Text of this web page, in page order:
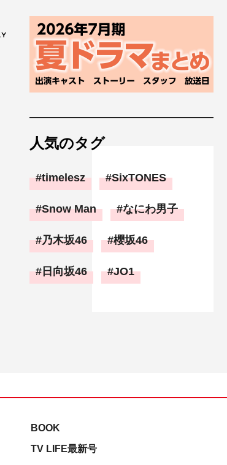
人気のタグ
timelesz SixTONES
Snow Man なにわ男子
乃木坂46 櫻坂46
日向坂46 JO1
BOOK
TV LIFE最新号